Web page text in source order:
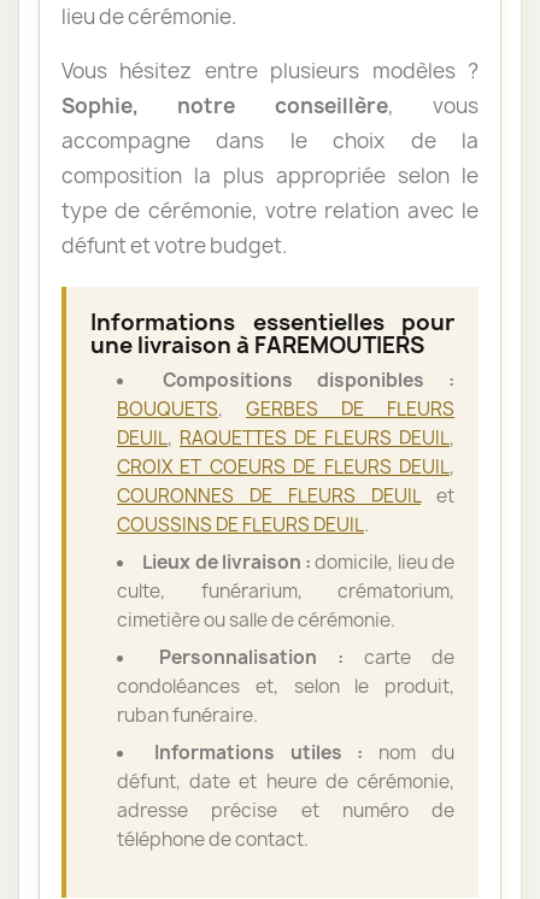
lieu de cérémonie.
Vous hésitez entre plusieurs modèles ?
Sophie, notre conseillère, vous
accompagne dans le choix de la
composition la plus appropriée selon le
type de cérémonie, votre relation avec le
défunt et votre budget.
Informations essentielles pour
une livraison à FAREMOUTIERS
Compositions disponibles :
BOUQUETS, GERBES DE FLEURS
DEUIL, RAQUETTES DE FLEURS DEUIL,
CROIX ET COEURS DE FLEURS DEUIL,
COURONNES DE FLEURS DEUILet
COUSSINS DE FLEURS DEUIL.
Lieux de livraison :domicile, lieu de
culte, funérarium, crématorium,
cimetière ou salle de cérémonie.
Personnalisation : carte de
condoléances et, selon le produit,
ruban funéraire.
Informations utiles : nom du
défunt, date et heure de cérémonie,
adresse précise et numéro de
téléphone de contact.